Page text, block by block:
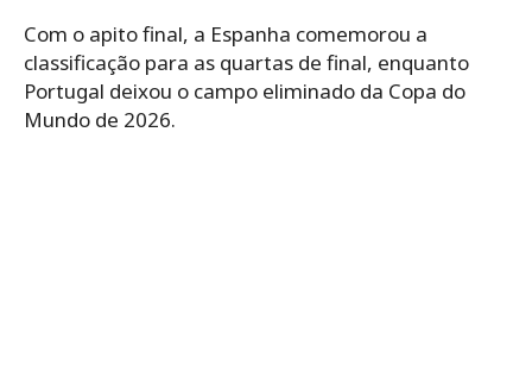
Com o apito final, a Espanha comemorou a
classificação para as quartas de final, enquanto
Portugal deixou o campo eliminado da Copa do
Mundo de 2026.